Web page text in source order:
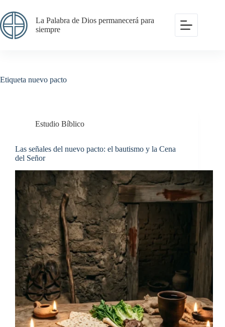
al
contenido
La Palabra de Dios permanecerá para
siempre
Etiqueta nuevo pacto
Estudio Bíblico
Las señales del nuevo pacto: el bautismo y la Cena
del Señor